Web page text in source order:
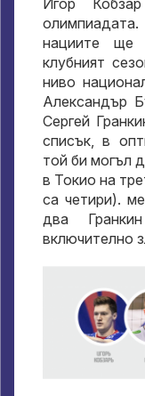
Игор
нациите
клубният
ниво
Александър
Сергей
списък, в
той би могъл
в Токио на
са четири).
два
включително